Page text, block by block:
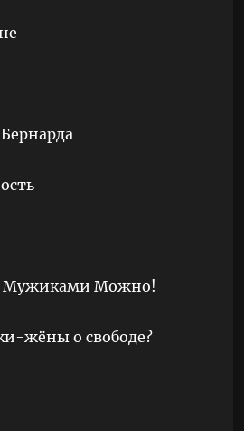
Мужиками Можно!
жёны о свободе?